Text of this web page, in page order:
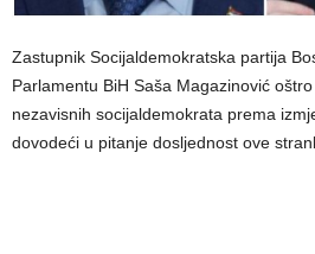
Zastupnik Socijaldemokratska partija
Parlamentu BiH Saša Magazinović
nezavisnih socijaldemokrata prema
dovodeći u pitanje dosljednost ove